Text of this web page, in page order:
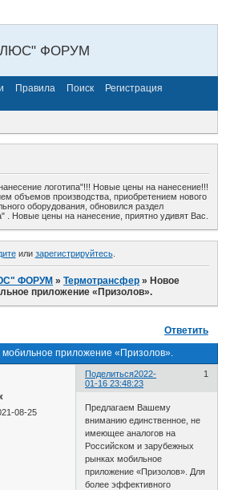
ФОРУМ
Правила Поиск
Регистрация
логотипа"!!! Новые цены на нанесение!!!
объемов производства, приобретением нового
оборудования, обновился раздел
. Новые цены на нанесение, приятно удивят Вас.
или зарегистрируйтесь.
ФОРУМ »Термотрансфер » Новое
приложение «Призолов».
мобильное приложение «Призолов».
Ответить
Поделиться 1
2022-
01-16 23:48:23
08-25
Предлагаем Вашему
вниманию единственное, не
имеющее аналогов на
Российском и зарубежных
рынках мобильное
приложение «Призолов». Для
более эффективного